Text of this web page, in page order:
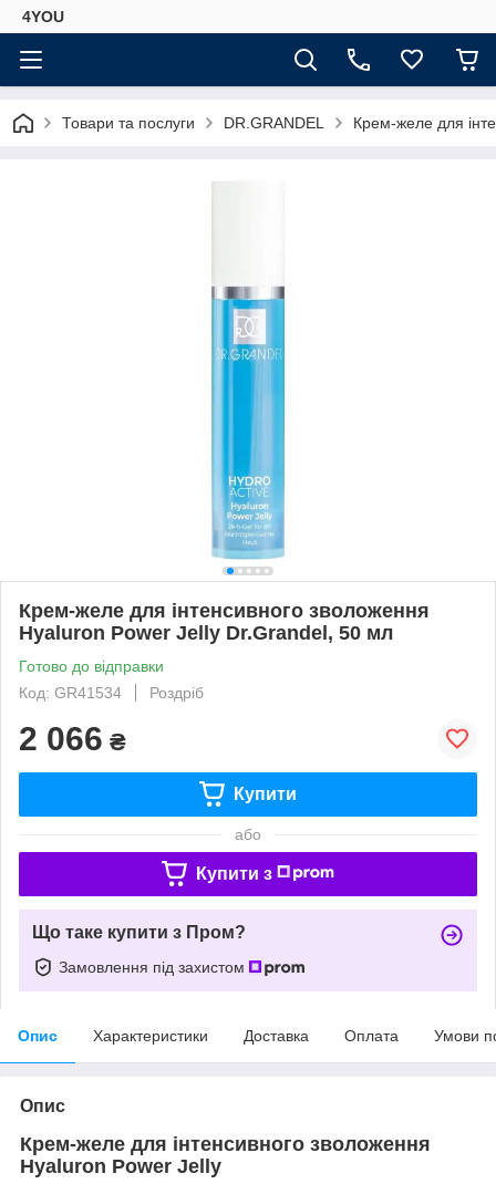
4YOU
Товари та послуги DR.GRANDEL Крем-желе для
Крем-желе для інтенсивного зволоження
Hyaluron Power Jelly Dr.Grandel, 50 мл
Готово до відправки
Код: GR41534
Роздріб
2 066 ₴
Купити
або
Купити з
Що таке купити з Пром?
Замовлення під захистом
Опис Характеристики Доставка Оплата Умови
Опис
Крем-желе для інтенсивного зволоження
Hyaluron Power Jelly